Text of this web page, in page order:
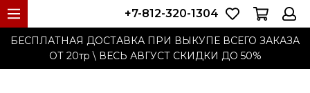
БЕСПЛАТНАЯ ДОСТАВКА ПРИ ВЫКУПЕ ВСЕГО ЗАКАЗА
ОТ 20тр \ ВЕСЬ АВГУСТ СКИДКИ ДО 50%
+7-812-320-1304